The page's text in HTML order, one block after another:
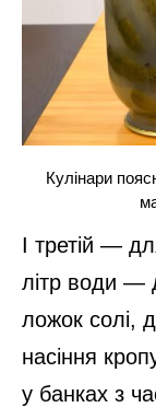
Кулінари
І третій —
літр води —
ложок солі,
насіння
у банках з